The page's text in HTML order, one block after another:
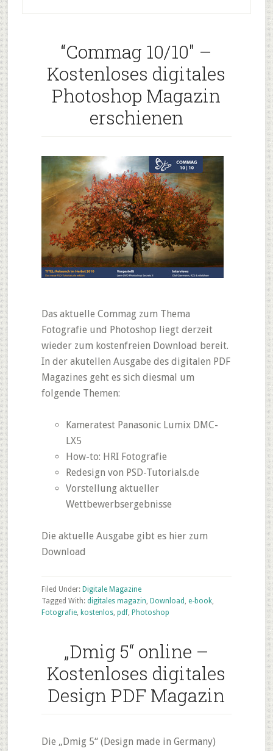
“Commag 10/10″ –
Kostenloses digitales
Photoshop Magazin
erschienen
Das aktuelle Commag zum Thema
Fotografie und Photoshop liegt derzeit
wieder zum kostenfreien Download bereit.
In der akutellen Ausgabe des digitalen PDF
Magazines geht es sich diesmal um
folgende Themen:
Kameratest Panasonic Lumix DMC-
LX5
How-to: HRI Fotografie
Redesign von PSD-Tutorials.de
Vorstellung aktueller
Wettbewerbsergebnisse
Die aktuelle Ausgabe gibt es hier zum
Download
Filed Under: Digitale Magazine
Tagged With: digitales magazin, Download , e-book,
Fotografie, kostenlos, pdf, Photoshop
„Dmig 5“ online –
Kostenloses digitales
Design PDF Magazin
Die „Dmig 5“ (Design made in Germany)